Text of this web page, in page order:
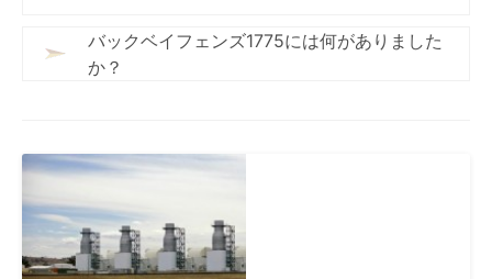
バックベイフェンズ1775には何がありました
か？